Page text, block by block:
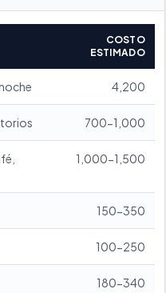
COSTO
ESTIMADO
4,200
700-1,000
1,000-1,500
150-350
100-250
180-340